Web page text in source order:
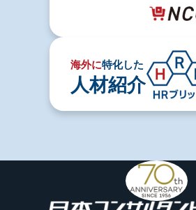
海外に特化した
人材紹介